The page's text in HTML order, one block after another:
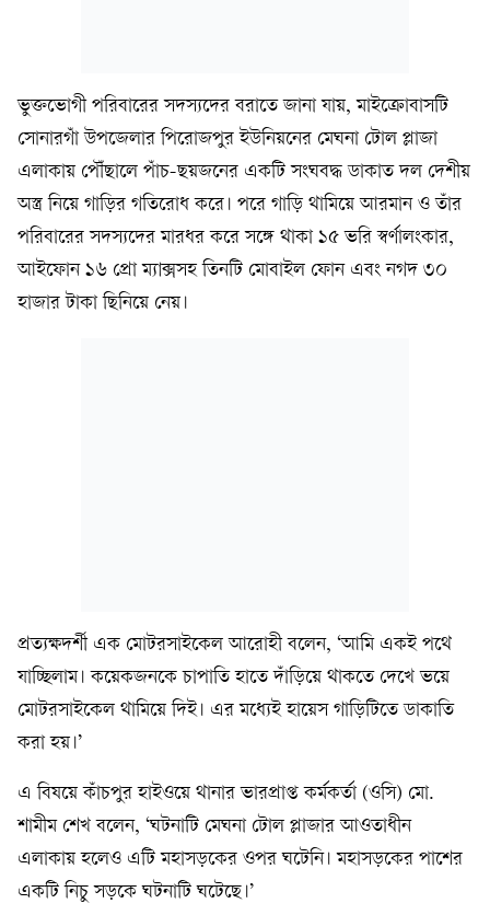
ভুক্তভোগী পরিবারের সদস্যদের বরাতে জানা যায়, মাইক্রোবাসটি
সোনারগাঁ উপজেলার পিরোজপুর ইউনিয়নের মেঘনা টোল প্লাজা
এলাকায় পৌঁছালে পাঁচ-ছয়জনের একটি সংঘবদ্ধ ডাকাত দল দেশীয়
অস্ত্র নিয়ে গাড়ির গতিরোধ করে। পরে গাড়ি থামিয়ে আরমান ও তাঁর
পরিবারের সদস্যদের মারধর করে সঙ্গে থাকা ১৫ ভরি স্বর্ণালংকার,
আইফোন ১৬ প্রো ম্যাক্সসহ তিনটি মোবাইল ফোন এবং নগদ ৩০
হাজার টাকা ছিনিয়ে নেয়।
প্রত্যক্ষদর্শী এক মোটরসাইকেল আরোহী বলেন, ‘আমি একই পথে
যাচ্ছিলাম। কয়েকজনকে চাপাতি হাতে দাঁড়িয়ে থাকতে দেখে ভয়ে
মোটরসাইকেল থামিয়ে দিই। এর মধ্যেই হায়েস গাড়িটিতে ডাকাতি
করা হয়।’
এ বিষয়ে কাঁচপুর হাইওয়ে থানার ভারপ্রাপ্ত কর্মকর্তা (ওসি) মো.
শামীম শেখ বলেন, ‘ঘটনাটি মেঘনা টোল প্লাজার আওতাধীন
এলাকায় হলেও এটি মহাসড়কের ওপর ঘটেনি। মহাসড়কের পাশের
একটি নিচু সড়কে ঘটনাটি ঘটেছে।’